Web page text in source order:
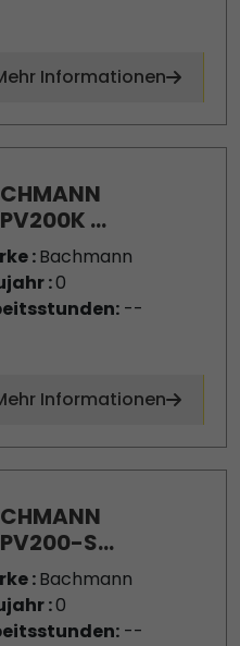
Informationen
...
:Bachmann
:0
--
Informationen
S...
:Bachmann
:0
--